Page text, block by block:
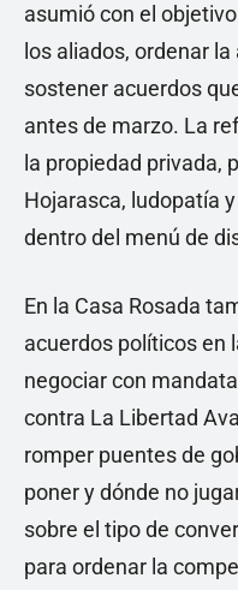
asumió con el
los aliados, ordenar
sostener acuerdos
antes de marzo. La
la propiedad privada,
Hojarasca, ludopatía
dentro del menú de
En la Casa Rosada
acuerdos políticos en
negociar con
contra La Libertad
romper puentes de
poner y dónde no
sobre el tipo de
para ordenar la